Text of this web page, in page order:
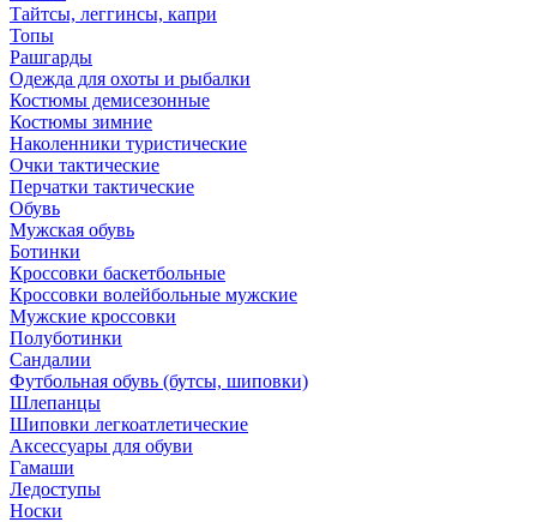
Тайтсы, леггинсы, капри
Топы
Рашгарды
Одежда для охоты и рыбалки
Костюмы демисезонные
Костюмы зимние
Наколенники туристические
Очки тактические
Перчатки тактические
Обувь
Мужская обувь
Ботинки
Кроссовки баскетбольные
Кроссовки волейбольные мужские
Мужские кроссовки
Полуботинки
Сандалии
Футбольная обувь (бутсы, шиповки)
Шлепанцы
Шиповки легкоатлетические
Аксессуары для обуви
Гамаши
Ледоступы
Носки